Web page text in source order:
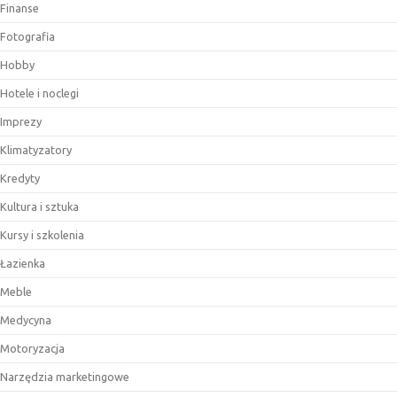
Finanse
Fotografia
Hobby
Hotele i noclegi
Imprezy
Klimatyzatory
Kredyty
Kultura i sztuka
Kursy i szkolenia
Łazienka
Meble
Medycyna
Motoryzacja
Narzędzia marketingowe